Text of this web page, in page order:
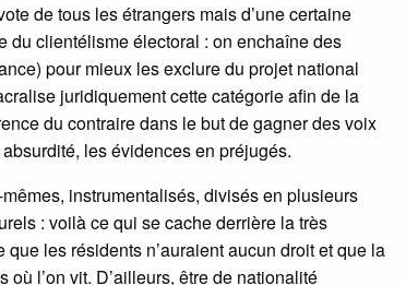
de tous les étrangers mais d’une certaine
du clientélisme électoral : on enchaîne des
pour mieux les exclure du projet national
juridiquement cette catégorie afin de la
du contraire dans le but de gagner des voix
les évidences en préjugés.
instrumentalisés, divisés en plusieurs
: voilà ce qui se cache derrière la très
les résidents n’auraient aucun droit et que la
l’on vit. D’ailleurs, être de nationalité